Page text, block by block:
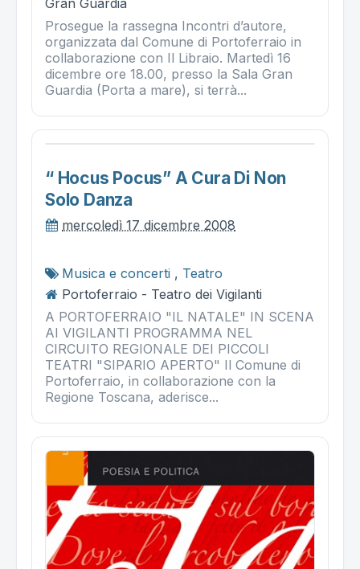
Prosegue la rassegna Incontri d’autore,
organizzata dal Comune di Portoferraio in
collaborazione con Il Libraio. Martedì 16
dicembre ore 18.00, presso la Sala Gran
Guardia (Porta a mare), si terrà...
“ Hocus Pocus” A Cura Di Non
Solo Danza
mercoledì 17 dicembre 2008
Musica e concerti , Teatro
Portoferraio - Teatro dei Vigilanti
A PORTOFERRAIO "IL NATALE" IN SCENA
AI VIGILANTI PROGRAMMA NEL
CIRCUITO REGIONALE DEI PICCOLI
TEATRI "SIPARIO APERTO" Il Comune di
Portoferraio, in collaborazione con la
Regione Toscana, aderisce...